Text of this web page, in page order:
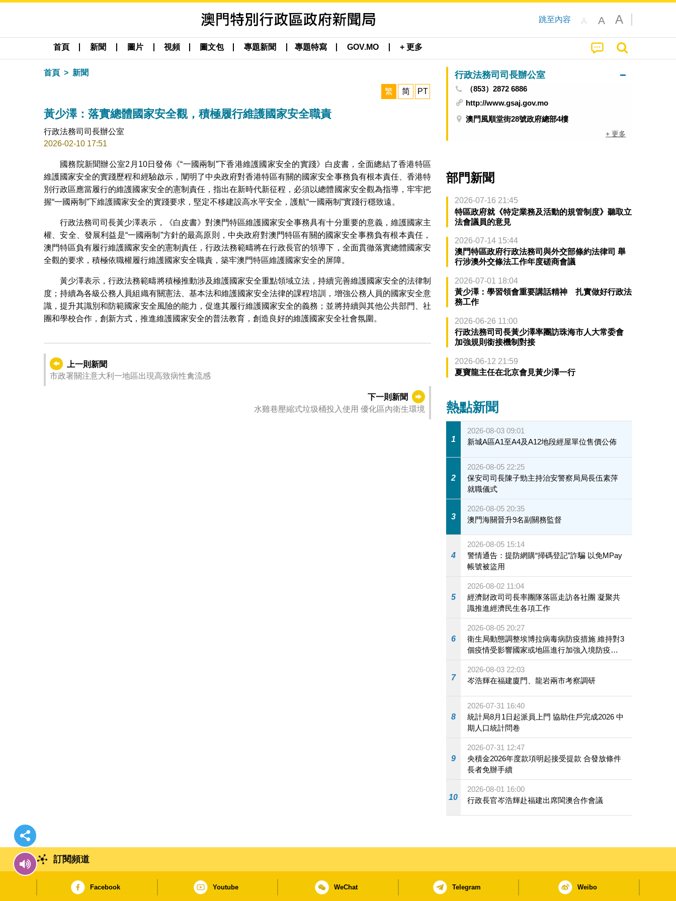
跳至內容 A A A
首頁 新聞 圖片 視頻 圖文包 專題新聞 專題特寫 GOV.MO + 更多
首頁 新聞
繁 简 PT
黃少澤：落實總體國家安全觀，積極履行維護國家安全職責
行政法務司司長辦公室
2026-02-10 17:51
國務院新聞辦公室2月10日發佈《“一國兩制”下香港維護國家安全的實踐》白皮書，全面總結了香港特區
維護國家安全的實踐歷程和經驗啟示，闡明了中央政府對香港特區有關的國家安全事務負有根本責任、香港特
別行政區應當履行的維護國家安全的憲制責任，指出在新時代新征程，必須以總體國家安全觀為指導，牢牢把
握“一國兩制”下維護國家安全的實踐要求，堅定不移建設高水平安全，護航“一國兩制”實踐行穩致遠。
行政法務司司長黃少澤表示，《白皮書》對澳門特區維護國家安全事務具有十分重要的意義，維護國家主
權、安全、發展利益是“一國兩制”方針的最高原則，中央政府對澳門特區有關的國家安全事務負有根本責任，
澳門特區負有履行維護國家安全的憲制責任，行政法務範疇將在行政長官的領導下，全面貫徹落實總體國家安
全觀的要求，積極依職權履行維護國家安全職責，築牢澳門特區維護國家安全的屏障。
黃少澤表示，行政法務範疇將積極推動涉及維護國家安全重點領域立法，持續完善維護國家安全的法律制
度；持續為各級公務人員組織有關憲法、基本法和維護國家安全法律的課程培訓，增強公務人員的國家安全意
識，提升其識別和防範國家安全風險的能力，促進其履行維護國家安全的義務；並將持續與其他公共部門、社
團和學校合作，創新方式，推進維護國家安全的普法教育，創造良好的維護國家安全社會氛圍。
上一則新聞
市政署關注意大利一地區出現高致病性禽流感
下一則新聞
水雞巷壓縮式垃圾桶投入使用 優化區內衛生環境
行政法務司司長辦公室
（853）2872 6886
http://www.gsaj.gov.mo
澳門風順堂街28號政府總部4樓
+ 更多
部門新聞
2026-07-16 21:45
特區政府就《特定業務及活動的規管制度》聽取立
法會議員的意見
2026-07-14 15:44
澳門特區政府行政法務司與外交部條約法律司 舉
行涉澳外交條法工作年度磋商會議
2026-07-01 18:04
黃少澤：學習領會重要講話精神 扎實做好行政法
務工作
2026-06-26 11:00
行政法務司司長黃少澤率團訪珠海市人大常委會
加強規則銜接機制對接
2026-06-12 21:59
夏寶龍主任在北京會見黃少澤一行
熱點新聞
1
2026-08-03 09:01
新城A區A1至A4及A12地段經屋單位售價公佈
2
2026-08-05 22:25
保安司司長陳子勁主持治安警察局局長伍素萍
就職儀式
3
2026-08-05 20:35
澳門海關晉升9名副關務監督
4
2026-08-05 15:14
警情通告：提防網購“掃碼登記”詐騙 以免MPay
帳號被盜用
5
2026-08-02 11:04
經濟財政司司長率團隊落區走訪各社團 凝聚共
識推進經濟民生各項工作
6
2026-08-05 20:27
衛生局動態調整埃博拉病毒病防疫措施 維持對3
個疫情受影響國家或地區進行加強入境防疫措
施
7
2026-08-03 22:03
岑浩輝在福建廈門、龍岩兩市考察調研
8
2026-07-31 16:40
統計局8月1日起派員上門 協助住戶完成2026 中
期人口統計問卷
9
2026-07-31 12:47
央積金2026年度款項明起接受提款 合發放條件
長者免辦手續
10
2026-08-01 16:00
行政長官岑浩輝赴福建出席閩澳合作會議
訂閱頻道
Facebook Youtube WeChat Telegram Weibo